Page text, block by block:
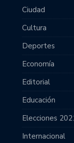
Ciudad
Cultura
Deportes
Economía
Editorial
Educación
Elecciones
Internacional